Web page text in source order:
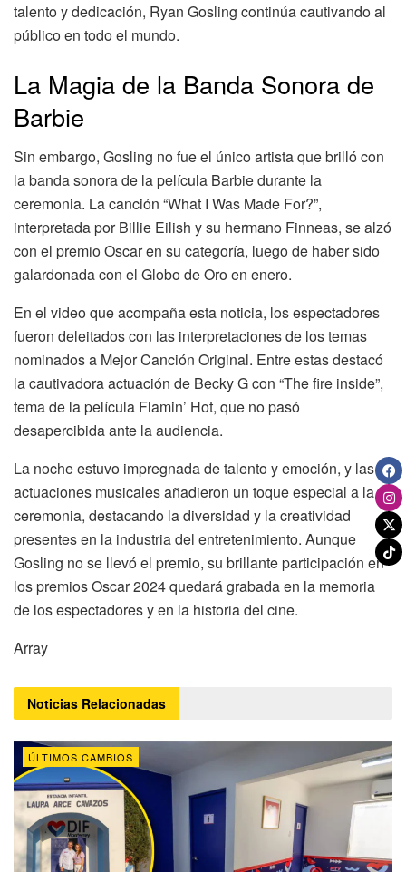
talento y dedicación, Ryan Gosling continúa cautivando al
público en todo el mundo.
La Magia de la Banda Sonora de
Barbie
Sin embargo, Gosling no fue el único artista que brilló con
la banda sonora de la película Barbie durante la
ceremonia. La canción “What I Was Made For?”,
interpretada por Billie Eilish y su hermano Finneas, se alzó
con el premio Oscar en su categoría, luego de haber sido
galardonada con el Globo de Oro en enero.
En el video que acompaña esta noticia, los espectadores
fueron deleitados con las interpretaciones de los temas
nominados a Mejor Canción Original. Entre estas destacó
la cautivadora actuación de Becky G con “The fire inside”,
tema de la película Flamin’ Hot, que no pasó
desapercibida ante la audiencia.
La noche estuvo impregnada de talento y emoción, y las
actuaciones musicales añadieron un toque especial a la
ceremonia, destacando la diversidad y la creatividad
presentes en la industria del entretenimiento. Aunque
Gosling no se llevó el premio, su brillante participación en
los premios Oscar 2024 quedará grabada en la memoria
de los espectadores y en la historia del cine.
Array
Noticias Relacionadas
ÚLTIMOS CAMBIOS